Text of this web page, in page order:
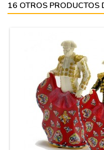
16 OTROS PRODUCTOS